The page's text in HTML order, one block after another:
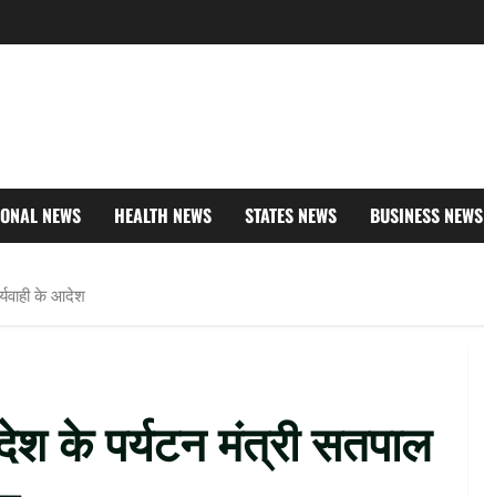
NEWS HEALTH NEWS STATES NEWS BUSINESS NEWS
के आदेश
के पर्यटन मंत्री सतपाल